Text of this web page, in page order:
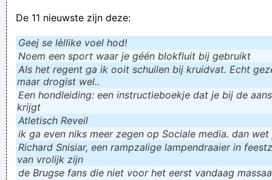
De 11 nieuwste zijn deze:
Geej se lèllike voel hod!
Noem een sport waar je géén blokfluit bij gebruikt
Als het regent ga ik ooit schuilen bij kruidvat. Echt
maar drogist wel..
Een hondleiding: een instructieboekje dat je bij de
krijgt
Atletisch Reveil
ik ga even niks meer zegen op Sociale media. dan
Richard Snisiar, een rampzalige lampendraaier in
van vrolijk zijn
de Brugse fans die niet voor het eerst vandaag